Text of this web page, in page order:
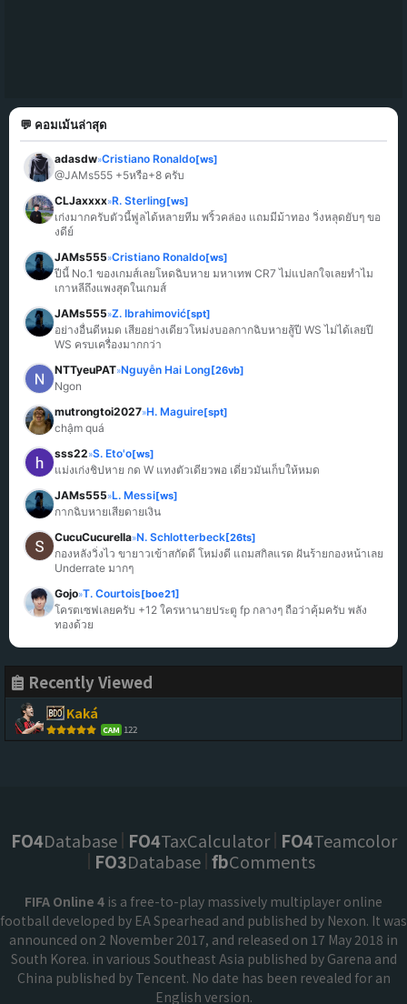
💬 คอมเม้นล่าสุด
adasdw»Cristiano Ronaldo[ws]
@JAMs555 +5หรือ+8 ครับ
CLJaxxxx»R. Sterling[ws]
เก่งมากครับตัวนี้ฟูลได้หลายทีม พริ้วคล่อง แถมมีม้าทอง วิ่งหลุดยับๆ ขอ
งดีย์
JAMs555»Cristiano Ronaldo[ws]
ปีนี้ No.1 ของเกมส์เลยโหดฉิบหาย มหาเทพ CR7 ไม่แปลกใจเลยทำไม
เกาหลีถึงแพงสุดในเกมส์
JAMs555»Z. Ibrahimović[spt]
อย่างอื่นดีหมด เสียอย่างเดียวโหม่งบอลกากฉิบหายสู้ปี WS ไม่ได้เลยปี
WS ครบเครื่องมากกว่า
NTTyeuPAT»Nguyễn Hai Long[26vb]
Ngon
mutrongtoi2027»H. Maguire[spt]
chậm quá
sss22»S. Eto'o[ws]
แม่งเก่งชิปหาย กด W แทงตัวเดียวพอ เดี๋ยวมันเก็บให้หมด
JAMs555»L. Messi[ws]
กากฉิบหายเสียดายเงิน
CucuCucurella»N. Schlotterbeck[26ts]
กองหลังวิ่งไว ขายาวเข้าสกัดดี โหม่งดี แถมสกิลแรด ฝันร้ายกองหน้าเลย
Underrate มากๆ
Gojo»T. Courtois[boe21]
โครตเซฟเลยครับ +12 ใครหานายประตู fp กลางๆ ถือว่าคุ้มครับ พลัง
ทองด้วย
Recently Viewed
Kaká
CAM 122
FO4Database FO4TaxCalculator FO4Teamcolor
FO3Database fbComments
FIFA Online 4 is a free-to-play massively multiplayer online
football developed by EA Spearhead and published by Nexon. It was
announced on 2 November 2017, and released on 17 May 2018 in
South Korea. in various Southeast Asia published by Garena and
China published by Tencent. No date has been revealed for an
English version.